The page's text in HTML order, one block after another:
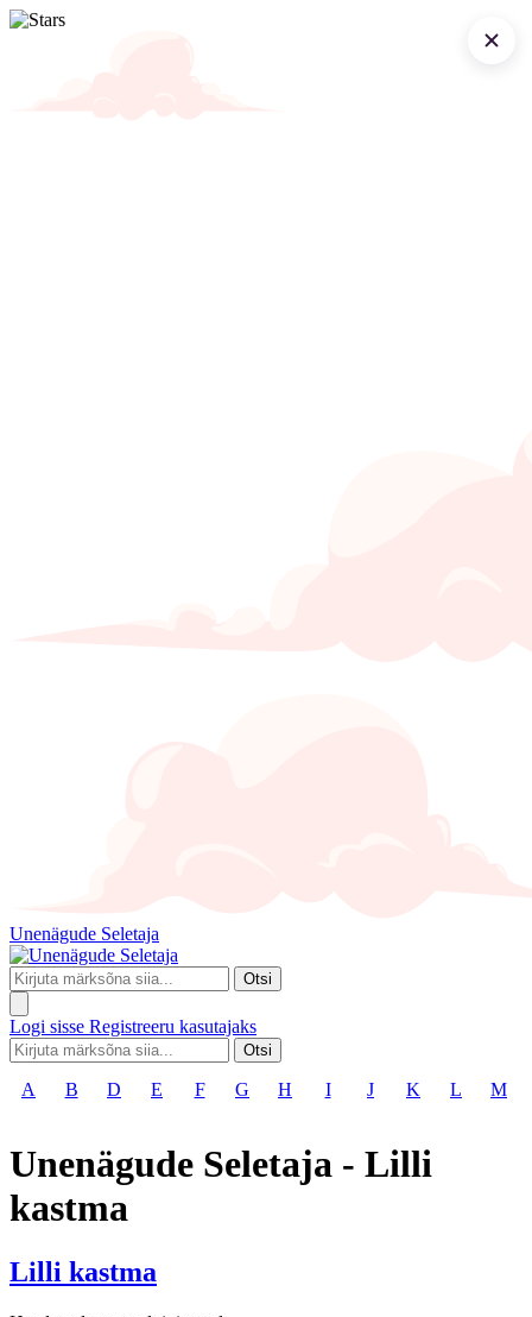
Unenägude Seletaja
Otsi
Logi sisse Registreeru kasutajaks
Otsi
A B D E F G H I J K L M
Unenägude Seletaja - Lilli
kastma
Lilli kastma